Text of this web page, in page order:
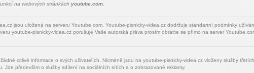
na webových stránkách youtube.com.
jsou uložená na serveru Youtube.com. Youtube-pisnicky-videa.cz dodržuje standartní podmínky
youtube-pisnicky-videa.cz porušuje Vaše autorská práva prosím obraťte se přímo na server
citlivé informace o svých uživatelích. Nicméně jsou na youtube-pisnicky-videa.cz vloženy služby
Jde především o služby sdílení na sociálních sítích a o zobrazované reklamy.